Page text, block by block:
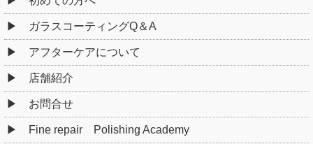
ガラスコーティングQ＆A
アフターケアについて
店舗紹介
お問合せ
Fine repair Polishing Academy